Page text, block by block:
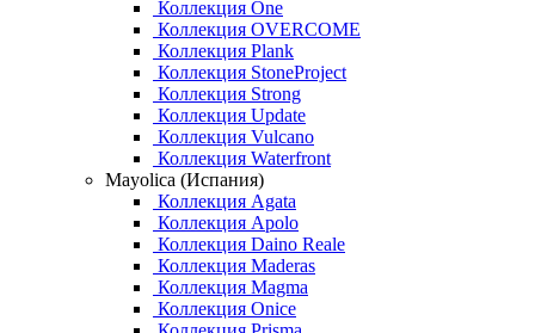
Коллекция One
Коллекция OVERCOME
Коллекция Plank
Коллекция StoneProject
Коллекция Strong
Коллекция Update
Коллекция Vulcano
Коллекция Waterfront
Mayolica (Испания)
Коллекция Agata
Коллекция Apolo
Коллекция Daino Reale
Коллекция Maderas
Коллекция Magma
Коллекция Onice